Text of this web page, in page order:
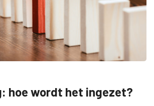
hoe wordt het ingezet?